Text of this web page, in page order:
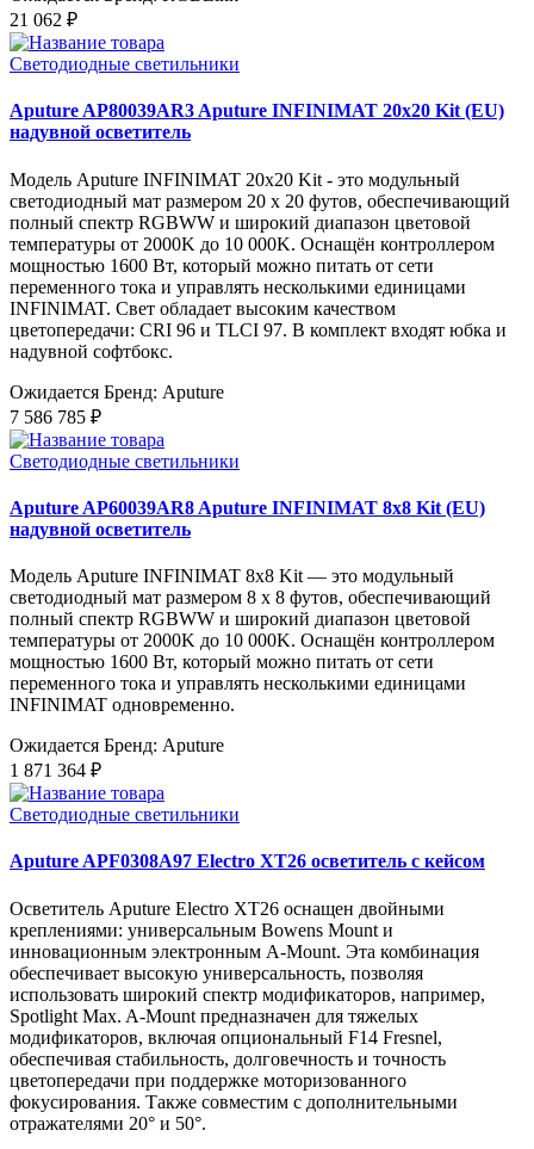
21 062 ₽
Светодиодные светильники
Aputure AP80039AR3 Aputure INFINIMAT 20x20 Kit (EU)
надувной осветитель
Модель Aputure INFINIMAT 20x20 Kit - это модульный
светодиодный мат размером 20 x 20 футов, обеспечивающий
полный спектр RGBWW и широкий диапазон цветовой
температуры от 2000K до 10 000K. Оснащён контроллером
мощностью 1600 Вт, который можно питать от сети
переменного тока и управлять несколькими единицами
INFINIMAT. Свет обладает высоким качеством
цветопередачи: CRI 96 и TLCI 97. В комплект входят юбка и
надувной софтбокс.
Ожидается Бренд: Aputure
7 586 785 ₽
Светодиодные светильники
Aputure AP60039AR8 Aputure INFINIMAT 8x8 Kit (EU)
надувной осветитель
Модель Aputure INFINIMAT 8x8 Kit — это модульный
светодиодный мат размером 8 x 8 футов, обеспечивающий
полный спектр RGBWW и широкий диапазон цветовой
температуры от 2000K до 10 000K. Оснащён контроллером
мощностью 1600 Вт, который можно питать от сети
переменного тока и управлять несколькими единицами
INFINIMAT одновременно.
Ожидается Бренд: Aputure
1 871 364 ₽
Светодиодные светильники
Aputure APF0308A97 Electro XT26 осветитель с кейсом
Осветитель Aputure Electro XT26 оснащен двойными
креплениями: универсальным Bowens Mount и
инновационным электронным A-Mount. Эта комбинация
обеспечивает высокую универсальность, позволяя
использовать широкий спектр модификаторов, например,
Spotlight Max. A-Mount предназначен для тяжелых
модификаторов, включая опциональный F14 Fresnel,
обеспечивая стабильность, долговечность и точность
цветопередачи при поддержке моторизованного
фокусирования. Также совместим с дополнительными
отражателями 20° и 50°.